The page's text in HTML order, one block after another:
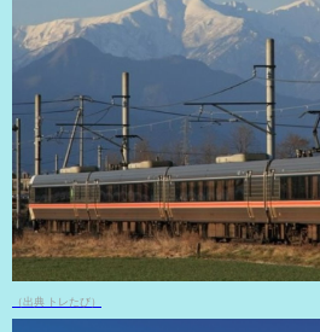
（出典 トレたび）